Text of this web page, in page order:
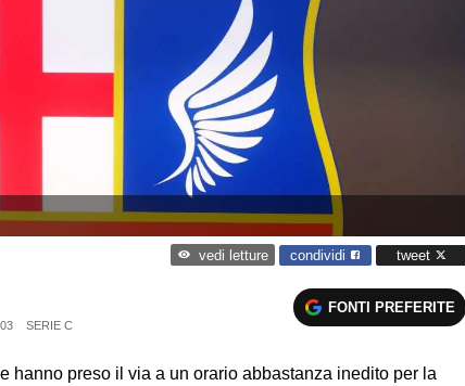
vedi letture condividi tweet
SERIE C
FONTI PREFERITE
hanno preso il via a un orario abbastanza inedito per la